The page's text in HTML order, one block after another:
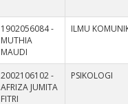
1902056084 -
MUTHIA
MAUDI
ILMU
2002106102 -
AFRIZA JUMITA
FITRI
PSIKOLOGI